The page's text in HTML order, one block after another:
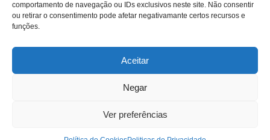
comportamento de navegação ou IDs exclusivos neste site. Não consentir
ou retirar o consentimento pode afetar negativamante certos recursos e
funções.
Aceitar
Negar
Ver preferências
Minha Conta
© VTcell Soluções Electrónicas - Todos os Direitos Reservados - 2018 -